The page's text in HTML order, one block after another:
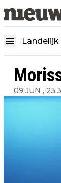
Landelijk
09 JUN ,